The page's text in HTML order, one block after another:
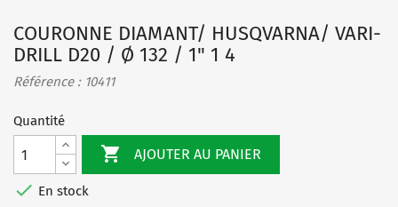
COURONNE DIAMANT/ HUSQVARNA/ VARI-
DRILL D20 / Ø 132 / 1" 1 4
Référence : 10411
Quantité
 AJOUTER AU PANIER
 En stock